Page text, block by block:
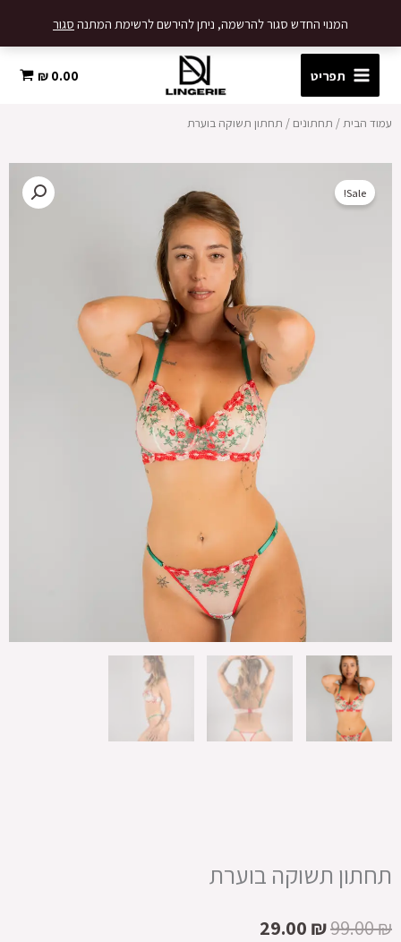
המנוי החדש סגור להרשמה, ניתן להירשם לרשימת המתנה סגור
תפריט 0.00
₪
עמוד הבית/ תחתונים / תחתון תשוקה בוערת
Sale!
תחתון תשוקה בוערת
99.00₪
המחיר
29.00 ₪